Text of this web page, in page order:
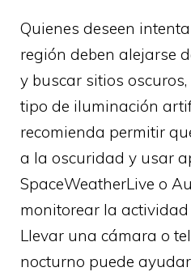
Quienes deseen
región deben alejarse
y buscar sitios
tipo de iluminación
recomienda permitir
a la oscuridad y usar
SpaceWeatherLive o
monitorear la
Llevar una cámara o
nocturno puede